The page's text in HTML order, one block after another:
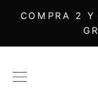
Saltar
contenido
COMPRA 2